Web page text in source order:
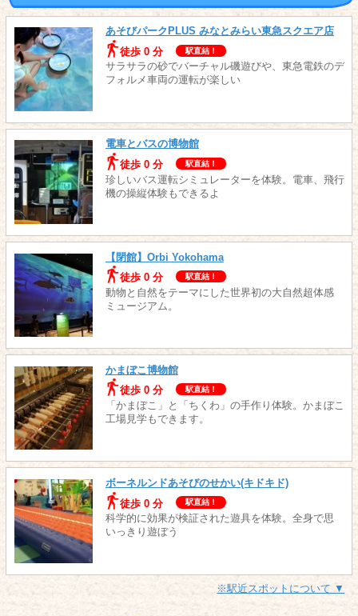
あそびパークPLUS みなとみらい東急スクエア店
徒歩 0 分
駅直結！
サラサラの砂でバーチャル磯遊びや、東急電鉄のデ
フォルメ車両の運転が楽しい
電車とバスの博物館
徒歩 0 分
駅直結！
珍しいバス運転シミュレーターを体験。電車、飛行
機の操縦体験もできるよ
【閉館】Orbi Yokohama
徒歩 0 分
駅直結！
動物と自然をテーマにした世界初の大自然超体感
ミュージアム。
かまぼこ博物館
徒歩 0 分
駅直結！
「かまぼこ」と「ちくわ」の手作り体験。かまぼこ
工場見学もできます。
ボーネルンドあそびのせかい(キドキド)
徒歩 0 分
駅直結！
科学的に効果が検証された遊具を体験。全身で思
いっきり遊ぼう
※駅近スポットについて ▼